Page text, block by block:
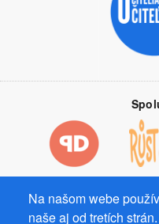
Na našom webe
naše aj od tretích
Prevádzkovateľ: Mgr. Bc.
22 Ostrov, IČ